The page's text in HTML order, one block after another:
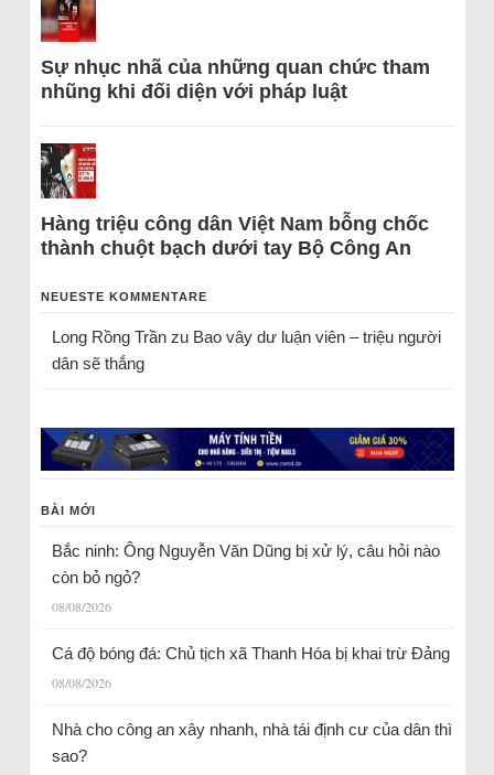
Sự nhục nhã của những quan chức tham
nhũng khi đối diện với pháp luật
Hàng triệu công dân Việt Nam bỗng chốc
thành chuột bạch dưới tay Bộ Công An
NEUESTE KOMMENTARE
Long Rồng Trầnzu Bao vây dư luận viên – triệu người
dân sẽ thắng
BÀI MỚI
Bắc ninh: Ông Nguyễn Văn Dũng bị xử lý, câu hỏi nào
còn bỏ ngỏ?
08/08/2026
Cá độ bóng đá: Chủ tịch xã Thanh Hóa bị khai trừ Đảng
08/08/2026
Nhà cho công an xây nhanh, nhà tái định cư của dân thì
sao?